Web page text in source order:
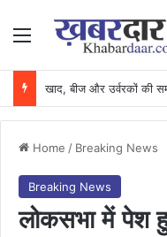
Menu
Home / Breaking News
Breaking News
लोकसभा में पेश